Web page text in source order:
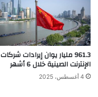
961.3 مليار يوان إيرادات شركات
الإنترنت الصينية خلال 6 أشهر
4 أغسطس، 2025